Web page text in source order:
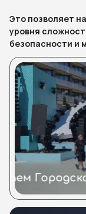
Это позволяет
уровня
безопасности и